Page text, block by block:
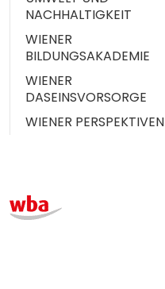
NACHHALTIGKEIT
WIENER
BILDUNGSAKADEMIE
WIENER
DASEINSVORSORGE
WIENER PERSPEKTIVEN